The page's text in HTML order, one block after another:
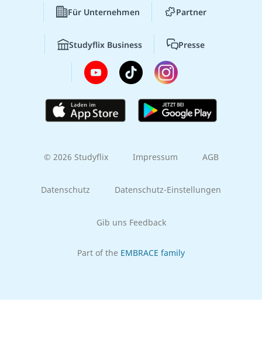
Für Unternehmen Partner
Studyflix Business Presse
© 2026 Studyflix Impressum AGB
Datenschutz Datenschutz-Einstellungen
Gib uns Feedback
Part of the EMBRACE family